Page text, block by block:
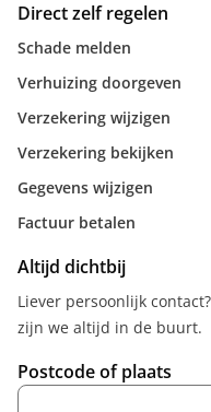
Direct zelf regelen
Schade melden
Verhuizing doorgeven
Verzekering wijzigen
Verzekering bekijken
Gegevens wijzigen
Factuur betalen
Altijd dichtbij
Liever persoonlijk
zijn we altijd in de buurt.
Postcode of plaats